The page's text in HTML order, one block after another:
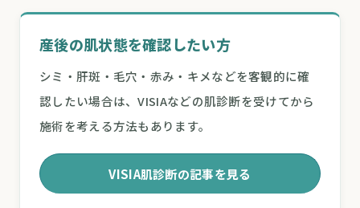
産後の肌状態を確認したい方
シミ・肝斑・毛穴・赤み・キメなどを客観的に確
認したい場合は、VISIAなどの肌診断を受けてから
施術を考える方法もあります。
VISIA肌診断の記事を見る